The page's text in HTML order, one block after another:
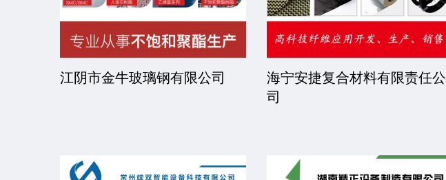
江阴市金牛玻璃钢有限公司
海宁安捷复合材料有限责任公
司